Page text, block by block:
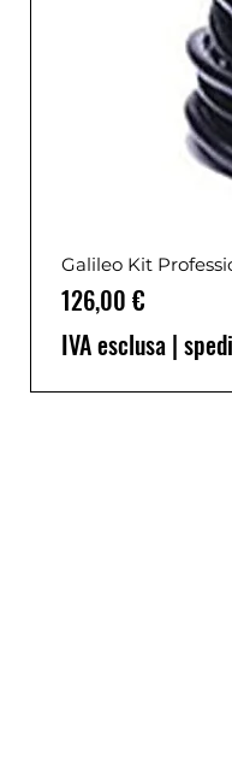
Galileo Kit
Prezzo
126,00 €
IVA esclusa |